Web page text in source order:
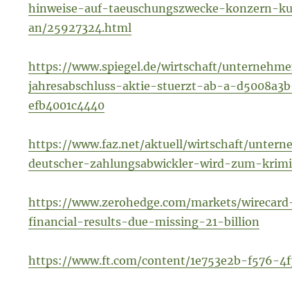
hinweise-auf-taeuschungszwecke-konzern-
an/25927324.html
https://www.spiegel.de/wirtschaft/
jahresabschluss-aktie-stuerzt-ab-a-
efb4001c4440
https://www.faz.net/aktuell/wirtschaft/
deutscher-zahlungsabwickler-wird-zum-
https://www.zerohedge.com/markets/
financial-results-due-missing-21-billion
https://www.ft.com/content/1e753e2b-f576-